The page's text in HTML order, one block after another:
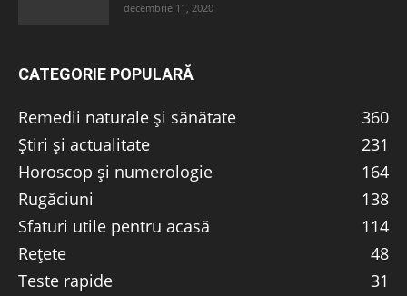
decembrie 11, 2020
CATEGORIE POPULARĂ
Remedii naturale și sănătate
360
Știri și actualitate
231
Horoscop și numerologie
164
Rugăciuni
138
Sfaturi utile pentru acasă
114
Rețete
48
Teste rapide
31